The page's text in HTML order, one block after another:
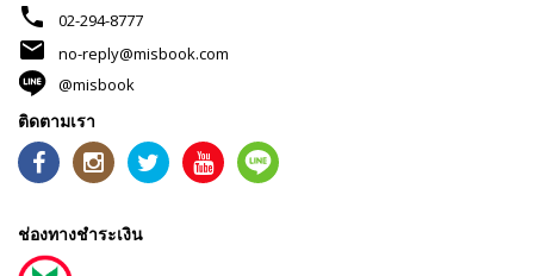
phone 02-294-8777
mail
no-reply@misbook.com
@misbook
ติดตามเรา
ช่องทางชำระเงิน